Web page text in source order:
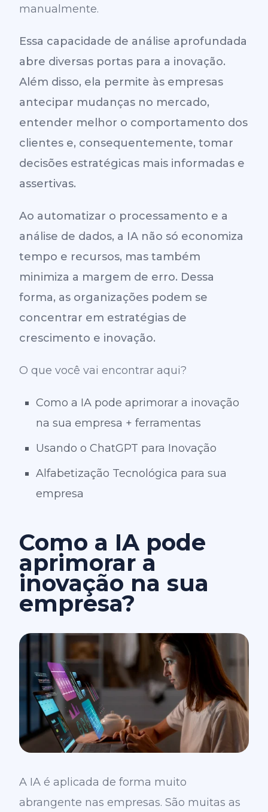
manualmente.
Essa capacidade de análise aprofundada
abre diversas portas para a inovação.
Além disso, ela permite às empresas
antecipar mudanças no mercado,
entender melhor o comportamento dos
clientes e, consequentemente, tomar
decisões estratégicas mais informadas e
assertivas.
Ao automatizar o processamento e a
análise de dados, a IA não só economiza
tempo e recursos, mas também
minimiza a margem de erro. Dessa
forma, as organizações podem se
concentrar em estratégias de
crescimento e inovação.
O que você vai encontrar aqui?
Como a IA pode aprimorar a inovação
na sua empresa + ferramentas
Usando o ChatGPT para Inovação
Alfabetização Tecnológica para sua
empresa
Como a IA pode
aprimorar a
inovação na sua
empresa?
A IA é aplicada de forma muito
abrangente nas empresas. São muitas as